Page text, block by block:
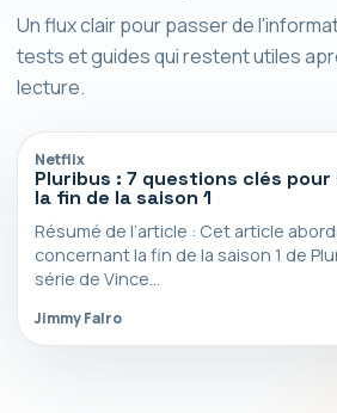
Un flux clair pour passer de
tests et guides qui restent utiles
lecture.
Netflix
Pluribus : 7 questions clés
la fin de la saison 1
Résumé de l’article : Cet article
concernant la fin de la saison 1 de
série de Vince…
Jimmy Falro